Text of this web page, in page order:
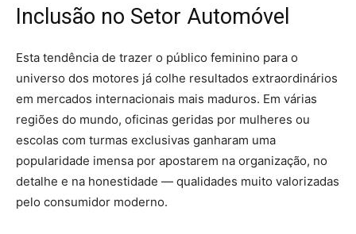
Inclusão no Setor Automóvel
Esta tendência de trazer o público feminino para o
universo dos motores já colhe resultados extraordinários
em mercados internacionais mais maduros. Em várias
regiões do mundo, oficinas geridas por mulheres ou
escolas com turmas exclusivas ganharam uma
popularidade imensa por apostarem na organização, no
detalhe e na honestidade — qualidades muito valorizadas
pelo consumidor moderno.